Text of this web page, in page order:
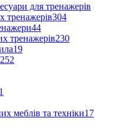
для тренажерів
тренажерів304
44
тренажерів230
19
252
1
меблів та техніки17